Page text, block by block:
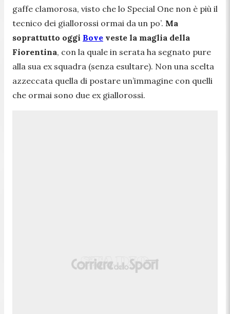
gaffe clamorosa, visto che lo Special One non è più il
tecnico dei giallorossi ormai da un po’. Ma
soprattutto oggi Bove veste la maglia della
Fiorentina, con la quale in serata ha segnato pure
alla sua ex squadra (senza esultare). Non una scelta
azzeccata quella di postare un’immagine con quelli
che ormai sono due ex giallorossi.